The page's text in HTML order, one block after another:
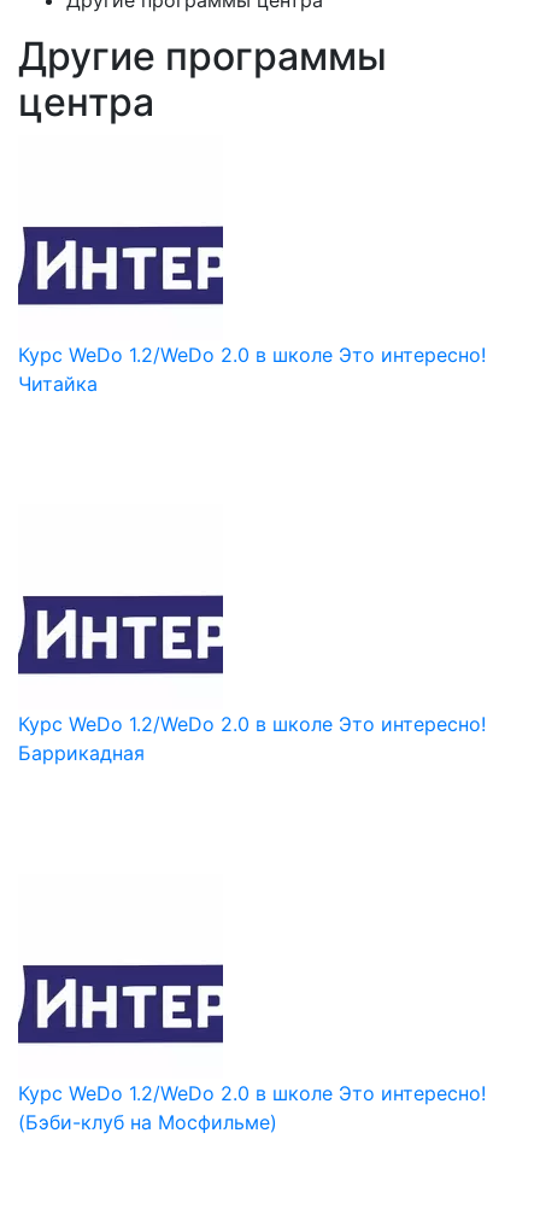
Другие программы
центра
Курс WeDo 1.2/WeDo 2.0 в школе Это интересно!
Читайка
Курс WeDo 1.2/WeDo 2.0 в школе Это интересно!
Баррикадная
Курс WeDo 1.2/WeDo 2.0 в школе Это интересно!
(Бэби-клуб на Мосфильме)